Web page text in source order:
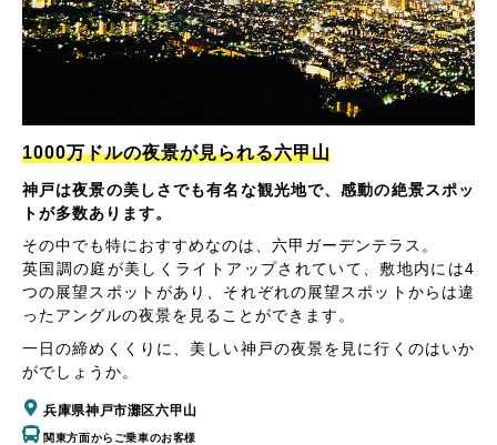
1000万ドルの夜景が見られる六甲山
神戸は夜景の美しさでも有名な観光地で、感動の絶景スポッ
トが多数あります。
その中でも特におすすめなのは、六甲ガーデンテラス。
英国調の庭が美しくライトアップされていて、敷地内には4
つの展望スポットがあり、それぞれの展望スポットからは違
ったアングルの夜景を見ることができます。
一日の締めくくりに、美しい神戸の夜景を見に行くのはいか
がでしょうか。
兵庫県神戸市灘区六甲山
関東方面からご乗車のお客様